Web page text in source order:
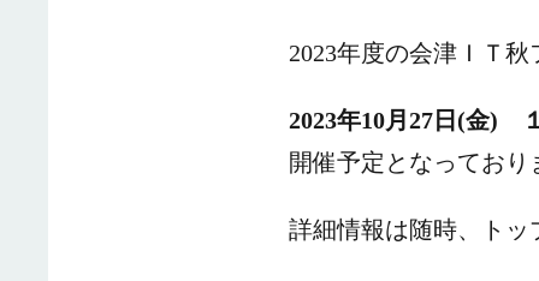
2023年度の会津ＩＴ
2023年10月27日(金)
開催予定となっており
詳細情報は随時、ト